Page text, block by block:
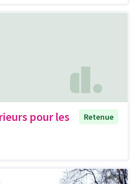
pour les
Retenue